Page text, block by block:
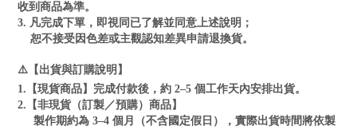
收到商品為準。
3. 凡完成下單，即視同已了解並同意上述說明；
恕不接受因色差或主觀認知差異申請退換貨。
⚠️【出貨與訂購說明】
1.【現貨商品】完成付款後，約 2–5 個工作天內安排出貨。
2.【非現貨（訂製／預購）商品】
製作期約為 3–4 個月（不含國定假日），實際出貨時間將依製